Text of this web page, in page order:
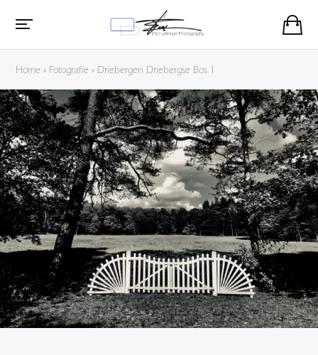
Home » Fotografie » Driebergen Driebergse Bos 1